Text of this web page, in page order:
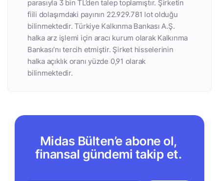
parasıyla 3 bin TL’den talep toplamıştır. Şirketin
fiili dolaşımdaki payının 22.929.781 lot olduğu
bilinmektedir. Türkiye Kalkınma Bankası A.Ş.
halka arz işlemi için aracı kurum olarak Kalkınma
Bankası’nı tercih etmiştir. Şirket hisselerinin
halka açıklık oranı yüzde 0,91 olarak
bilinmektedir.
Midas Bülten’e abone ol,
finansal gündemi takip et.